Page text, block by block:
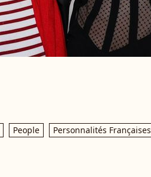
People Personnalités Françaises